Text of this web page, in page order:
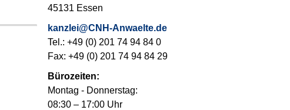
45131 Essen
kanzlei@CNH-Anwaelte.de
Tel.: +49 (0) 201 74 94 84 0
Fax: +49 (0) 201 74 94 84 29
Bürozeiten:
Montag - Donnerstag:
08:30 – 17:00 Uhr